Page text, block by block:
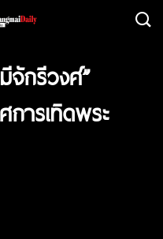
จักรีวงศ์”
ารเทิดพระ